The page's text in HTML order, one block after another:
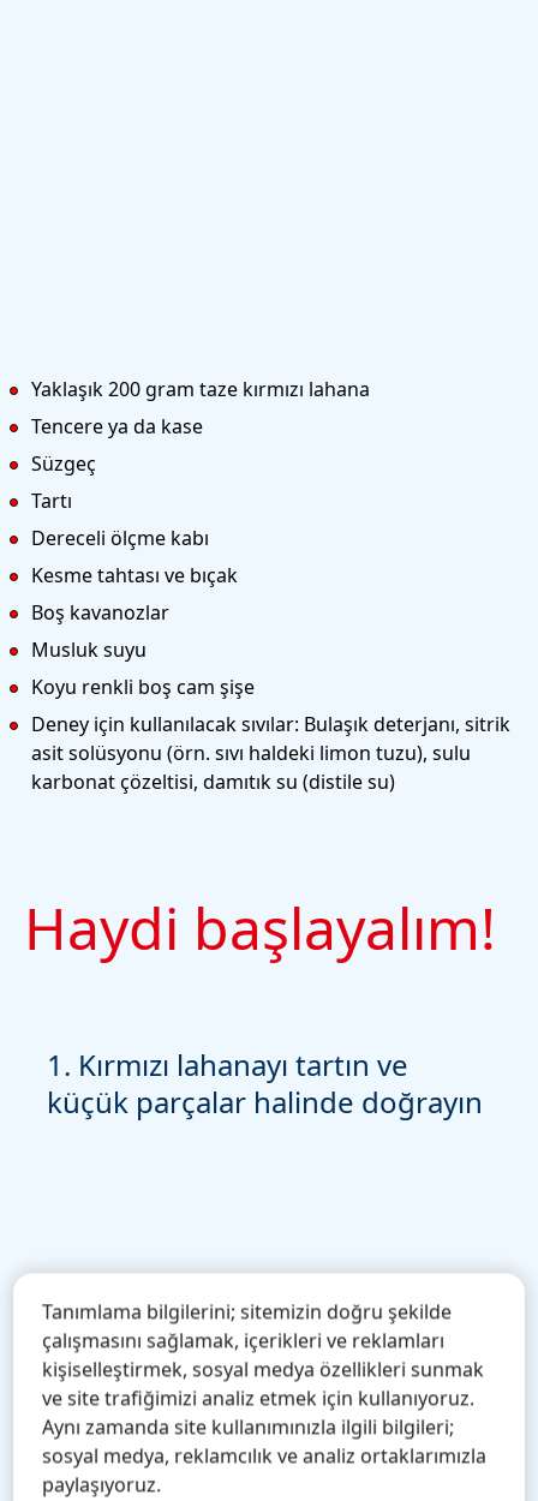
Yaklaşık 200 gram taze kırmızı lahana
Tencere ya da kase
Süzgeç
Tartı
Dereceli ölçme kabı
Kesme tahtası ve bıçak
Boş kavanozlar
Musluk suyu
Koyu renkli boş cam şişe
Deney için kullanılacak sıvılar: Bulaşık deterjanı, sitrik
asit solüsyonu (örn. sıvı haldeki limon tuzu), sulu
karbonat çözeltisi, damıtık su (distile su)
Haydi başlayalım!
1. Kırmızı lahanayı tartın ve
küçük parçalar halinde doğrayın
160 gram olarak tarttığınız kırmızı lahanayı
dikkatli bir şekilde küçük parçalar halinde
doğrayın.
Tanımlama bilgilerini; sitemizin doğru şekilde
çalışmasını sağlamak, içerikleri ve reklamları
kişiselleştirmek, sosyal medya özellikleri sunmak
ve site trafiğimizi analiz etmek için kullanıyoruz.
Aynı zamanda site kullanımınızla ilgili bilgileri;
sosyal medya, reklamcılık ve analiz ortaklarımızla
paylaşıyoruz.